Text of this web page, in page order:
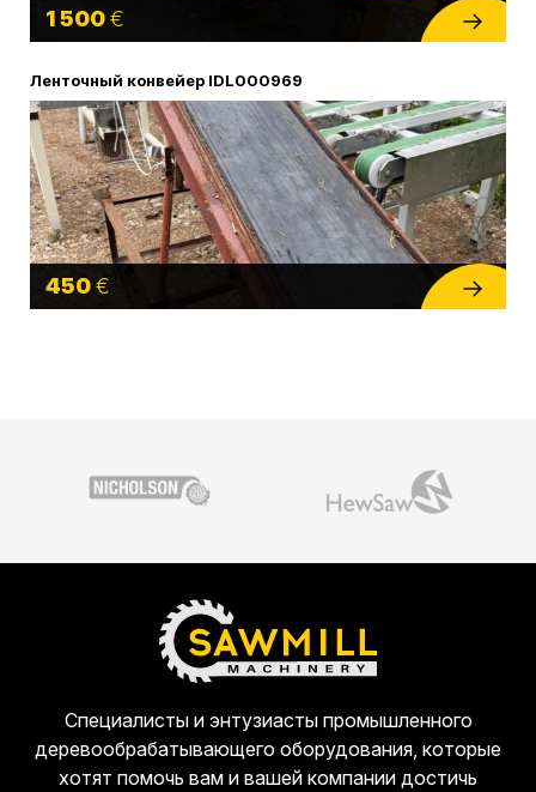
1 500€
Ленточный конвейер IDL000969
450€
Специалисты и энтузиасты промышленного
деревообрабатывающего оборудования, которые
хотят помочь вам и вашей компании достичь